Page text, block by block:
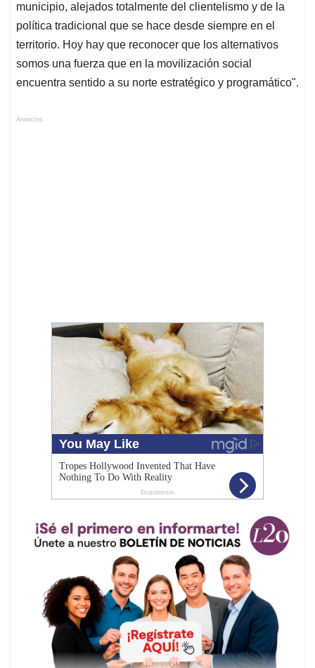
municipio, alejados totalmente del clientelismo y de la
política tradicional que se hace desde siempre en el
territorio. Hoy hay que reconocer que los alternativos
somos una fuerza que en la movilización social
encuentra sentido a su norte estratégico y programático".
Anuncios.